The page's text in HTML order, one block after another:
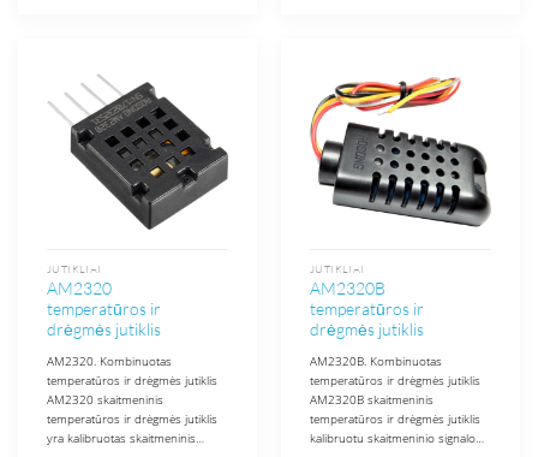
JUTIKLIAI
AM2320
temperatūros ir
drėgmės jutiklis
AM2320. Kombinuotas
temperatūros ir drėgmės jutiklis
AM2320 skaitmeninis
temperatūros ir drėgmės jutiklis
yra kalibruotas skaitmeninis…
JUTIKLIAI
AM2320B
temperatūros ir
drėgmės jutiklis
AM2320B. Kombinuotas
temperatūros ir drėgmės jutiklis
AM2320B skaitmeninis
temperatūros ir drėgmės jutiklis
kalibruotu skaitmeninio signalo…